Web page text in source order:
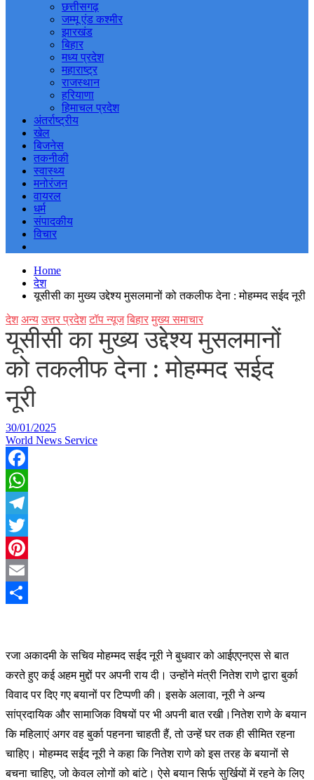
छत्तीसगढ़
जम्मू एंड कश्मीर
झारखंड
बिहार
मध्य प्रदेश
महाराष्ट्र
राजस्थान
हरियाणा
हिमाचल प्रदेश
अंतर्राष्ट्रीय
खेल
बिजनेस
तकनीकी
स्वास्थ्य
मनोरंजन
वायरल
धर्म
संपादकीय
विचार
Home
देश
यूसीसी का मुख्य उद्देश्य मुसलमानों को तकलीफ देना : मोहम्मद सईद नूरी
देश अन्य उत्तर प्रदेश टॉप न्यूज बिहार मुख्य समाचार
यूसीसी का मुख्य उद्देश्य मुसलमानों
को तकलीफ देना : मोहम्मद सईद
नूरी
30/01/2025
World News Service
Facebook
WhatsApp
Telegram
Twitter
Pinterest
Email
रजा अकादमी के सचिव मोहम्मद सईद नूरी ने बुधवार को आईएएनएस से बात
करते हुए कई अहम मुद्दों पर अपनी राय दी। उन्होंने मंत्री नितेश राणे द्वारा बुर्का
विवाद पर दिए गए बयानों पर टिप्पणी की। इसके अलावा, नूरी ने अन्य
सांप्रदायिक और सामाजिक विषयों पर भी अपनी बात रखी।नितेश राणे के बयान
कि महिलाएं अगर वह बुर्का पहनना चाहती हैं, तो उन्हें घर तक ही सीमित रहना
चाहिए। मोहम्मद सईद नूरी ने कहा कि नितेश राणे को इस तरह के बयानों से
बचना चाहिए, जो केवल लोगों को बांटे। ऐसे बयान सिर्फ सुर्खियों में रहने के लिए